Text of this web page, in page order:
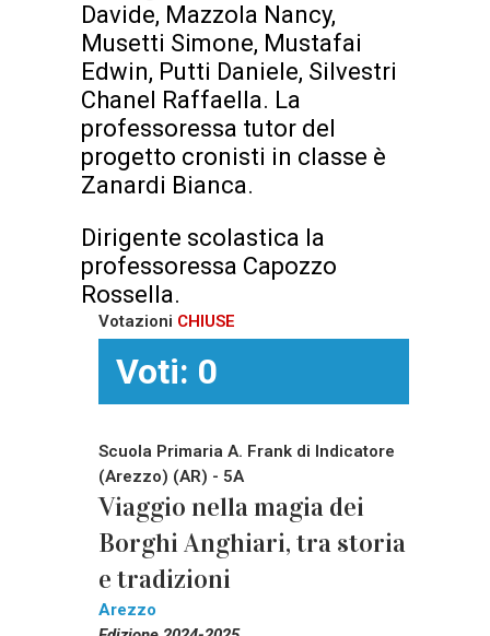
Davide, Mazzola Nancy,
Musetti Simone, Mustafai
Edwin, Putti Daniele, Silvestri
Chanel Raffaella. La
professoressa tutor del
progetto cronisti in classe è
Zanardi Bianca.
Dirigente scolastica la
professoressa Capozzo
Rossella.
Votazioni CHIUSE
Voti: 0
Scuola Primaria A. Frank di Indicatore
(Arezzo) (AR) - 5A
Viaggio nella magia dei
Borghi Anghiari, tra storia
e tradizioni
Arezzo